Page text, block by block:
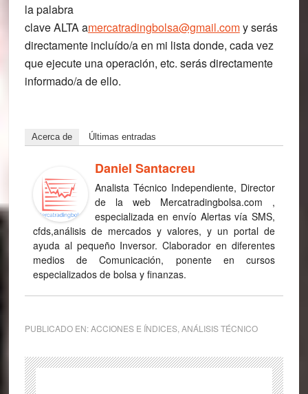
la palabra
claveALTAamercatradingbolsa@gmail.comy serás
directamente incluído/a en mi lista donde, cada vez
que ejecute una operación, etc. serás directamente
informado/a de ello.
Acerca de Últimas entradas
Daniel Santacreu
Analista Técnico Independiente, Director
de la web Mercatradingbolsa.com ,
especializada en envío Alertas vía SMS,
cfds,análisis de mercados y valores, y un portal de
ayuda al pequeño Inversor. Claborador en diferentes
medios de Comunicación, ponente en cursos
especializados de bolsa y finanzas.
PUBLICADO EN:ACCIONES E ÍNDICES, ANÁLISIS TÉCNICO